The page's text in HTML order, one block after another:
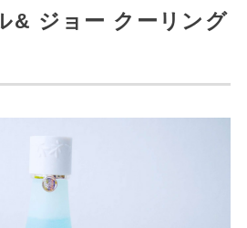
& ジョー クーリング